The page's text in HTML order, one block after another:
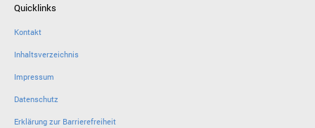
Quicklinks
Kontakt
Inhaltsverzeichnis
Impressum
Datenschutz
Erklärung zur Barrierefreiheit